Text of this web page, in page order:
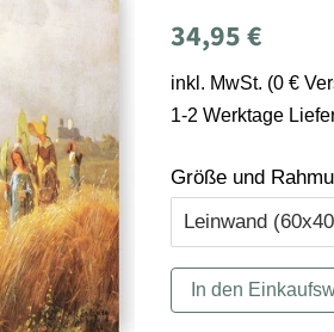
Normaler
34,95 €
inkl. MwSt. (0 €
1-2 Werktage
Größe und
In den